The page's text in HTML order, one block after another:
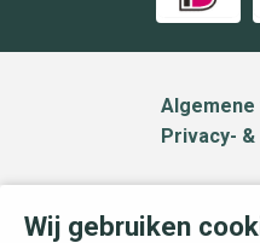
Privacy-
Wij gebruiken